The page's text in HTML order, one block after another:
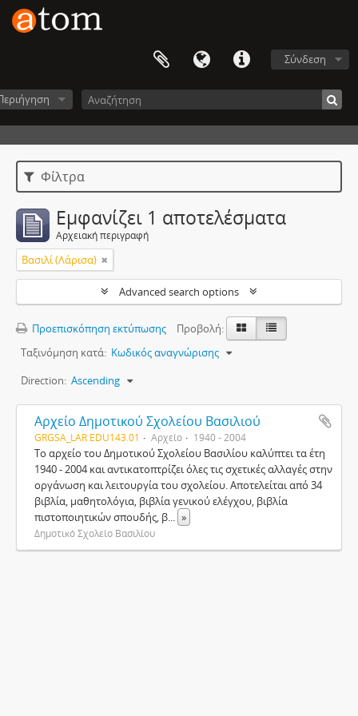
Σύνδεση
Φίλτρα
Εμφανίζει 1 αποτελέσματα
Αρχειακή περιγραφή
Βασιλί (Λάρισα)
Advanced search options
Προεπισκόπηση εκτύπωσης
Προβολή:
Ταξινόμηση κατά: Κωδικός αναγνώρισης
Direction: Ascending
Αρχείο Δημοτικού Σχολείου Βασιλιού
GRGSA_LAR EDU143.01 Αρχείο 1940 - 2004
Το αρχείο του Δημοτικού Σχολείου Βασιλίου καλύπτει τα έτη
1940 - 2004 και αντικατοπτρίζει όλες τις σχετικές αλλαγές στην
οργάνωση και λειτουργία του σχολείου. Αποτελείται από 34
βιβλία, μαθητολόγια, βιβλία γενικού ελέγχου, βιβλία
πιστοποιητικών σπουδής, β... »
Δημοτικό Σχολείο Βασιλίου